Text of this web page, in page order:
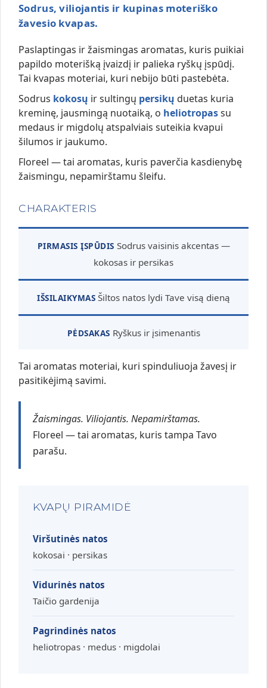
Sodrus, viliojantis ir kupinas moteriško
žavesio kvapas.
Paslaptingas ir žaismingas aromatas, kuris puikiai
papildo moterišką įvaizdį ir palieka ryškų įspūdį.
Tai kvapas moteriai, kuri nebijo būti pastebėta.
Sodrus kokosų ir sultingų persikų duetas kuria
kreminę, jausmingą nuotaiką, o heliotropassu
medaus ir migdolų atspalviais suteikia kvapui
šilumos ir jaukumo.
Floreel — tai aromatas, kuris paverčia kasdienybę
žaismingu, nepamirštamu šleifu.
CHARAKTERIS
PIRMASIS ĮSPŪDIS Sodrus vaisinis akcentas —
kokosas ir persikas
IŠSILAIKYMAS Šiltos natos lydi Tave visą dieną
PĖDSAKAS Ryškus ir įsimenantis
Tai aromatas moteriai, kuri spinduliuoja žavesį ir
pasitikėjimą savimi.
Žaismingas. Viliojantis. Nepamirštamas.
Floreel — tai aromatas, kuris tampa Tavo
parašu.
KVAPŲ PIRAMIDĖ
Viršutinės natos
kokosai · persikas
Vidurinės natos
Taičio gardenija
Pagrindinės natos
heliotropas · medus · migdolai